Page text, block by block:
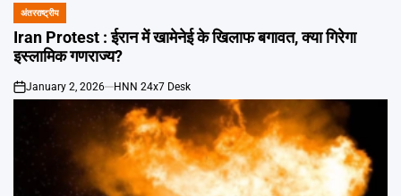
POSTED
IN
अंतरराष्ट्रीय
Iran Protest : ईरान में खामेनेई के खिलाफ बगावत, क्या गिरेगा
इस्लामिक गणराज्य?
on
January 2, 2026 HNN 24x7 Desk